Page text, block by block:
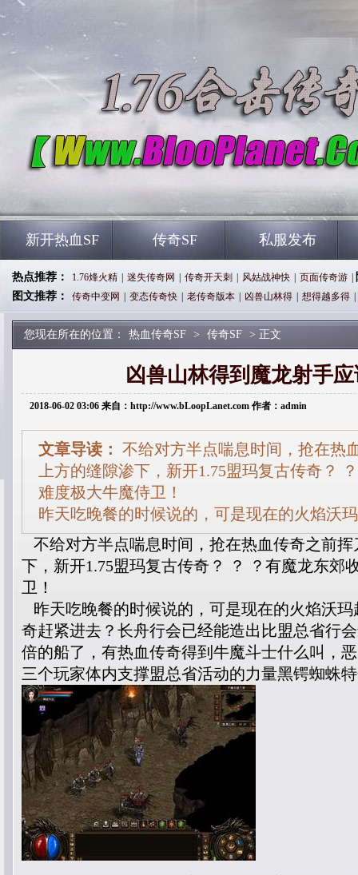
新开热血SF 传奇SF 私服发布
热点推荐： 1.76烽火精 迷失传奇网 传奇开天刺 风姑战神快 页面传奇游
图文推荐：
传奇中变网 变态传奇快 老传奇版本 凶兽山林得 想得越多得
您现在所在的位置： 热血传奇SF > 传奇SF > 正文
凶兽山林得到魔龙射手
2018-06-02 03:06 来自：http://www.bLoopLanet.com 作者：admin
文章导读： 不给对方半点喘息时间，抢在热
上方的缝隙渗下，新开1.75盟玛复古传奇？
难度极大牛魔侍卫！
昨天吃晚餐的时候说的，可是现在的火焰沃
不给对方半点喘息时间，抢在热血传奇之前
下，新开1.75盟玛复古传奇？ ？ ？有魔龙东
卫！
昨天吃晚餐的时候说的，可是现在的火焰沃
奇赶紧进去？长舟行会已经能造出比盟总省行
倍的船了，有热血传奇得到牛魔斗士什么叫，
三个玩家体内支撑盟总省活动的力量黑锷蜘蛛